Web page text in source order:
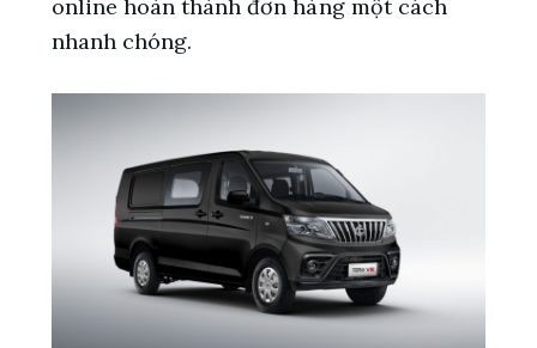
online hoàn thành đơn hàng một cách
nhanh chóng.